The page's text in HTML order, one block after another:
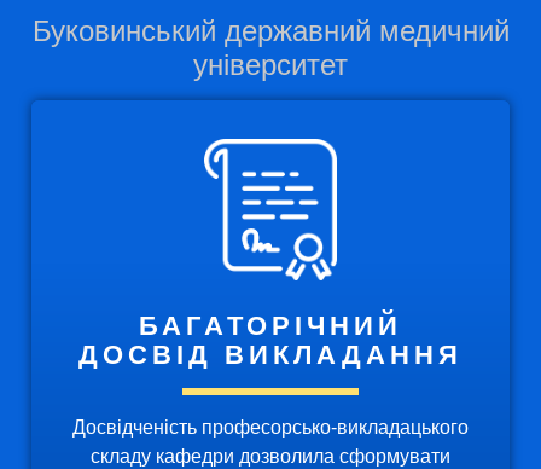
Буковинський державний медичний
університет
БАГАТОРІЧНИЙ
ДОСВІД ВИКЛАДАННЯ
Досвідченість професорсько-викладацького
складу кафедри дозволила сформувати